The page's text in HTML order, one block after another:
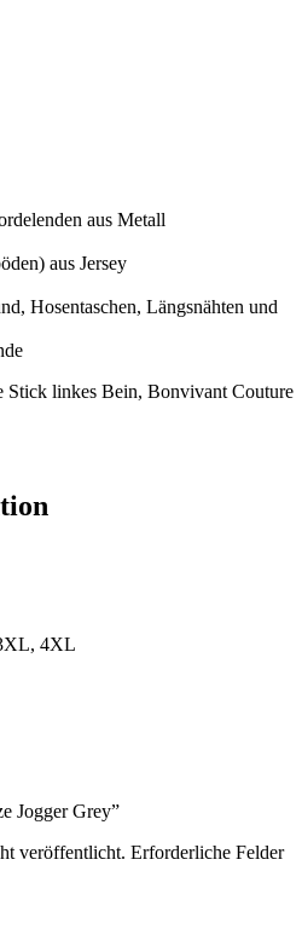
aus Metall
aus Jersey
Hosentaschen, Längsnähten und
Stick linkes Bein, Bonvivant Couture
4XL
Jogger Grey”
veröffentlicht. Erforderliche Felder